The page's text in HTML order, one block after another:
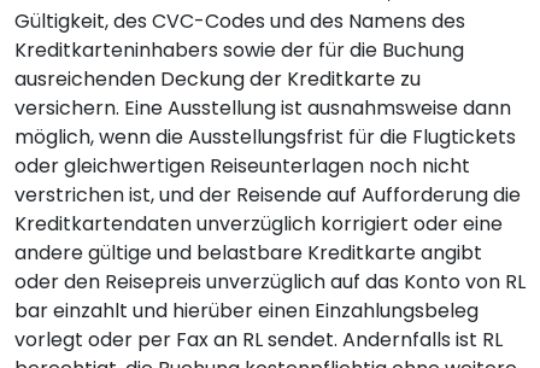
Gültigkeit, des CVC-Codes und des Namens des
Kreditkarteninhabers sowie der für die Buchung
ausreichenden Deckung der Kreditkarte zu
versichern. Eine Ausstellung ist ausnahmsweise dann
möglich, wenn die Ausstellungsfrist für die Flugtickets
oder gleichwertigen Reiseunterlagen noch nicht
verstrichen ist, und der Reisende auf Aufforderung die
Kreditkartendaten unverzüglich korrigiert oder eine
andere gültige und belastbare Kreditkarte angibt
oder den Reisepreis unverzüglich auf das Konto von RL
bar einzahlt und hierüber einen Einzahlungsbeleg
vorlegt oder per Fax an RL sendet. Andernfalls ist RL